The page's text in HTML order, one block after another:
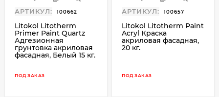
Визуализация цвета по-разному может
восприниматься в зависимости от степени
освещённости, материала отделки, времени
суток и других условий. На цвет могут
оказывать влияние выбранное
условия твердения раствора, а так же
АРТИКУЛ: 100662
Litokol Litotherm
Primer Paint Quartz
Адгезионная
грунтовка акриловая
фасадная, Белый 15 кг.
ПОД ЗАКАЗ
АРТИКУЛ: 100657
Litokol Litotherm Paint
Acryl Краска
акриловая фасадная,
20 кг.
ПОД ЗАКАЗ